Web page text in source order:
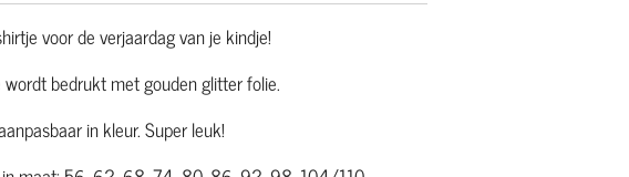
voor de verjaardag van je kindje!
bedrukt met gouden glitter folie.
in kleur. Super leuk!